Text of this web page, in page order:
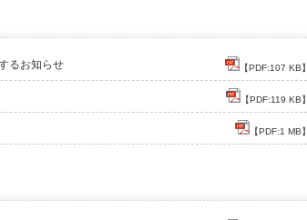
るお知らせ 【PDF:107 KB】
【PDF:119 KB】
【PDF:1 MB】